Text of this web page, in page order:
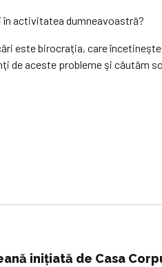
activitatea dumneavoastră?
este birocraţia, care
de aceste probleme şi căutăm
inițiată de Casa